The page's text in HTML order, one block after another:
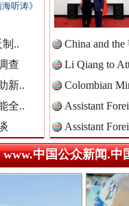
闻网.
闻网.
闻网.
听涛》
..
查
新..
全..
China and
Li Qiang to
Colombian
Assistant
Assistant
www.中国公众新闻.中